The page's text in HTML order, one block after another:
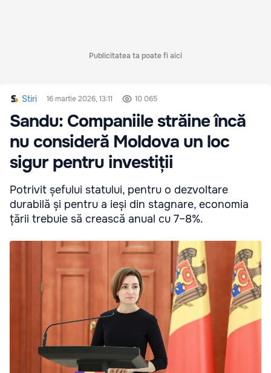
Publicitatea ta poate fi aici
Stiri 16 martie 2026, 13:11 10 065
Sandu: Companiile străine încă
nu consideră Moldova un loc
sigur pentru investiții
Potrivit șefului statului, pentru o dezvoltare
durabilă și pentru a ieși din stagnare, economia
țării trebuie să crească anual cu 7–8%.